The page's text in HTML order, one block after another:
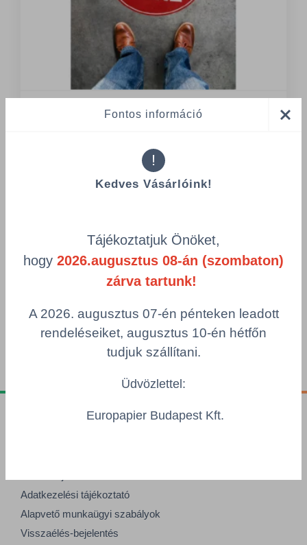
Anyag: kalanderezett monomer PVC, matt,
Részletek
Adatkezelési tájékoztató
Alapvető munkaügyi szabályok
Visszaélés-bejelentés
Fontos információ
!
Kedves Vásárlóink!
Tájékoztatjuk Önöket,
hogy 2026.augusztus 08-án (szombaton)
zárva tartunk!
A 2026. augusztus 07-én pénteken leadott
rendeléseiket, augusztus 10-én hétfőn
tudjuk szállítani.
Üdvözlettel:
Europapier Budapest Kft.